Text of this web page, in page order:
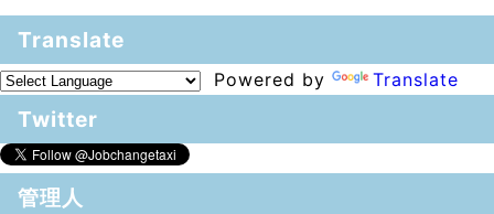
Translate
Powered by Translate
Twitter
管理人